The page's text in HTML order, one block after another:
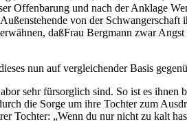
Offenbarung und nach der Anklage
von der
daßFrau Bergmann zwar
nun auf vergleichender Basis
sehr fürsorglich sind. So ist es
die Sorge um ihre Tochter zum
Tochter: „Wenn du nur nicht zu kalt